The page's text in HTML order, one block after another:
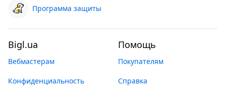
Программа защиты
Bigl.ua
Вебмастерам
Конфиденциальность
Помощь
Покупателям
Справка